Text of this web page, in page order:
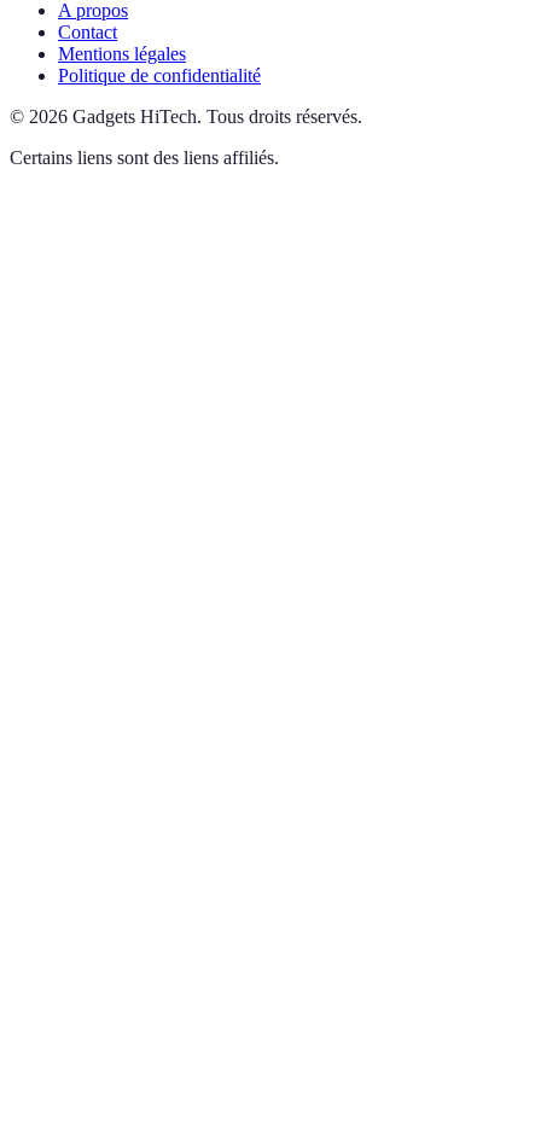
A propos
Contact
Mentions légales
Politique de confidentialité
© 2026 Gadgets HiTech. Tous droits réservés.
Certains liens sont des liens affiliés.